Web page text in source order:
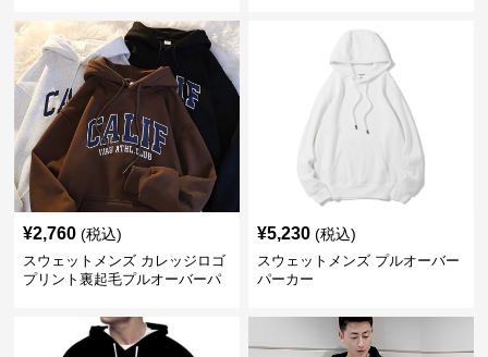
¥2,760 (税込)
スウェットメンズ カレッジロゴ
プリント裏起毛プルオーバーパ
¥5,230 (税込)
スウェットメンズ プルオーバー
パーカー